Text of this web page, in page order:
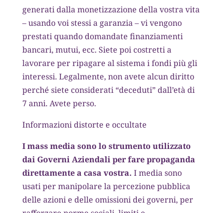
generati dalla monetizzazione della vostra vita
– usando voi stessi a garanzia – vi vengono
prestati quando domandate finanziamenti
bancari, mutui, ecc. Siete poi costretti a
lavorare per ripagare al sistema i fondi più gli
interessi. Legalmente, non avete alcun diritto
perché siete considerati “deceduti” dall’età di
7 anni. Avete perso.
Informazioni distorte e occultate
I mass media sono lo strumento utilizzato
dai Governi Aziendali per fare propaganda
direttamente a casa vostra. I media sono
usati per manipolare la percezione pubblica
delle azioni e delle omissioni dei governi, per